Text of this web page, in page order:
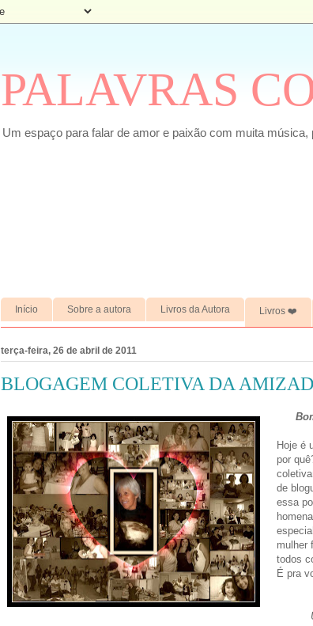
PALAVRAS
Um espaço para falar de amor e paixão com muita
Início Sobre a autora Livros da Autora Livros ❤️
terça-feira, 26 de abril de 2011
BLOGAGEM COLETIVA DA
Hoje é
por
de
essa
mulher
todos
É pra